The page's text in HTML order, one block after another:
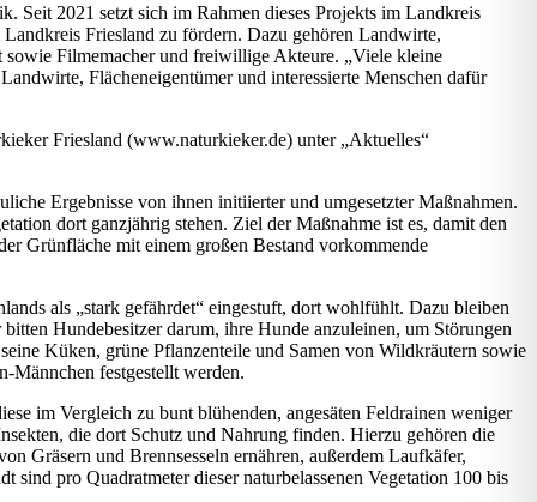
Seit 2021 setzt sich im Rahmen dieses Projekts im Landkreis
Friesland zu fördern. Dazu gehören Landwirte,
sowie Filmemacher und freiwillige Akteure. „Viele kleine
Flächeneigentümer und interessierte Menschen dafür
Friesland (www.naturkieker.de) unter „Aktuelles“
Ergebnisse von ihnen initiierter und umgesetzter Maßnahmen.
dort ganzjährig stehen. Ziel der Maßnahme ist es, damit den
Grünfläche mit einem großen Bestand vorkommende
als „stark gefährdet“ eingestuft, dort wohlfühlt. Dazu bleiben
Hundebesitzer darum, ihre Hunde anzuleinen, um Störungen
Küken, grüne Pflanzenteile und Samen von Wildkräutern sowie
Männchen festgestellt werden.
im Vergleich zu bunt blühenden, angesäten Feldrainen weniger
die dort Schutz und Nahrung finden. Hierzu gehören die
Gräsern und Brennsesseln ernähren, außerdem Laufkäfer,
pro Quadratmeter dieser naturbelassenen Vegetation 100 bis